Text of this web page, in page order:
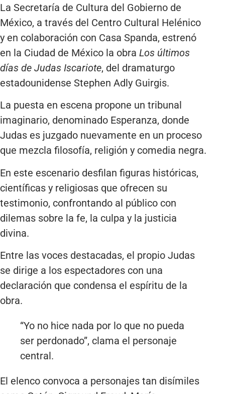
La Secretaría de Cultura del Gobierno de
México, a través del Centro Cultural Helénico
y en colaboración con Casa Spanda, estrenó
en la Ciudad de México la obra Los últimos
días de Judas Iscariote, del dramaturgo
estadounidense Stephen Adly Guirgis.
La puesta en escena propone un tribunal
imaginario, denominado Esperanza, donde
Judas es juzgado nuevamente en un proceso
que mezcla filosofía, religión y comedia negra.
En este escenario desfilan figuras históricas,
científicas y religiosas que ofrecen su
testimonio, confrontando al público con
dilemas sobre la fe, la culpa y la justicia
divina.
Entre las voces destacadas, el propio Judas
se dirige a los espectadores con una
declaración que condensa el espíritu de la
obra.
“Yo no hice nada por lo que no pueda
ser perdonado”, clama el personaje
central.
El elenco convoca a personajes tan disímiles